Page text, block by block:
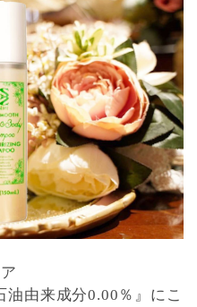
油由来成分0.00％』にこ